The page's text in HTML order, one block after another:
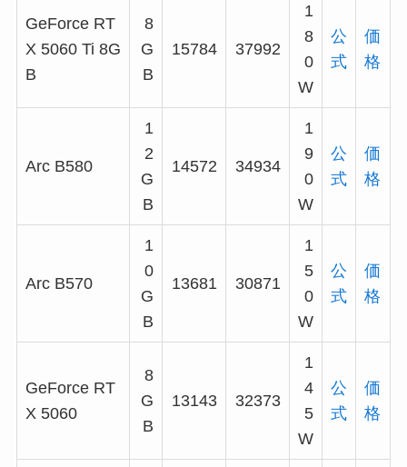
GeForce RT
X 5060 Ti 8G
B
8
G
B
15784 37992
1
8
0
W
公
式
価
格
Arc B580
1
2
G
B
14572 34934
1
9
0
W
公
式
価
格
Arc B570
1
0
G
B
13681 30871
1
5
0
W
公
式
価
格
GeForce RT
X 5060
8
G
B
13143 32373
1
4
5
W
公
式
価
格